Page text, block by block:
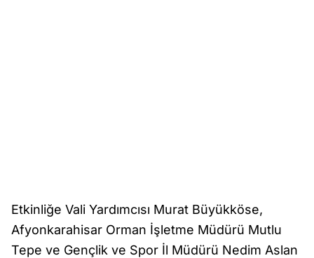
Etkinliğe Vali Yardımcısı Murat Büyükköse,
Afyonkarahisar Orman İşletme Müdürü Mutlu
Tepe ve Gençlik ve Spor İl Müdürü Nedim Aslan